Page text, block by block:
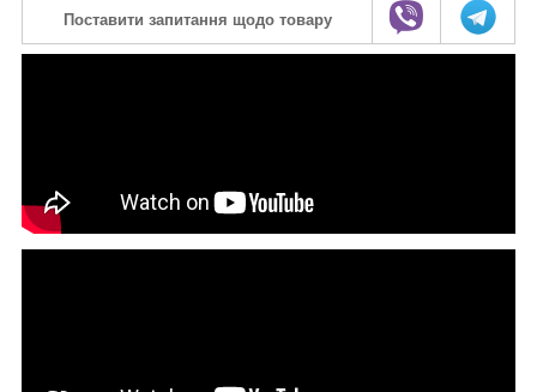
Поставити запитання щодо товару